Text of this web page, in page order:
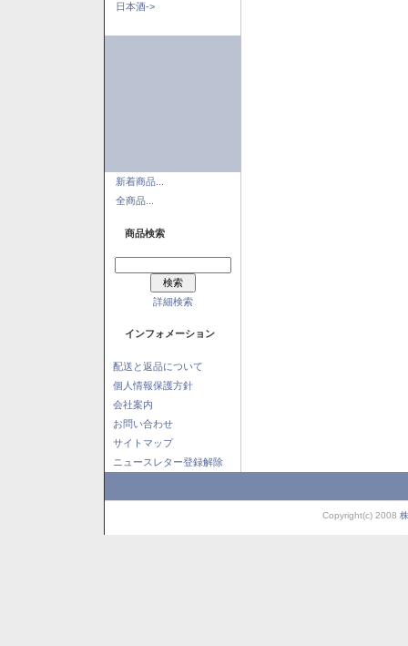
日本酒->
新着商品...
全商品...
商品検索
詳細検索
インフォメーション
配送と返品について
個人情報保護方針
会社案内
お問い合わせ
サイトマップ
ニュースレター登録解除
Copyright(c) 2008